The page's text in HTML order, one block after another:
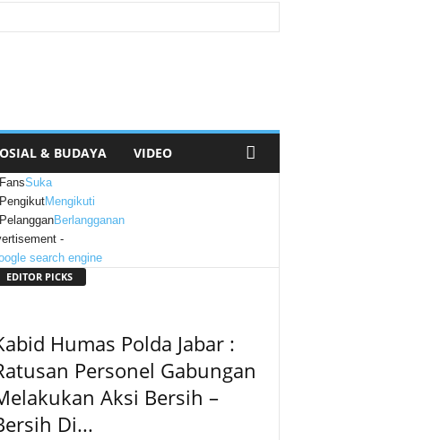
& BUDAYA VIDEO
Suka
Mengikuti
Berlangganan
-
EDITOR PICKS
Humas Polda Jabar :
Personel Gabungan
Aksi Bersih –
Di...